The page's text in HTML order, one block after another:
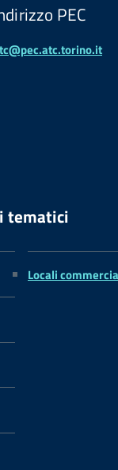
PEC
tematici
Locali